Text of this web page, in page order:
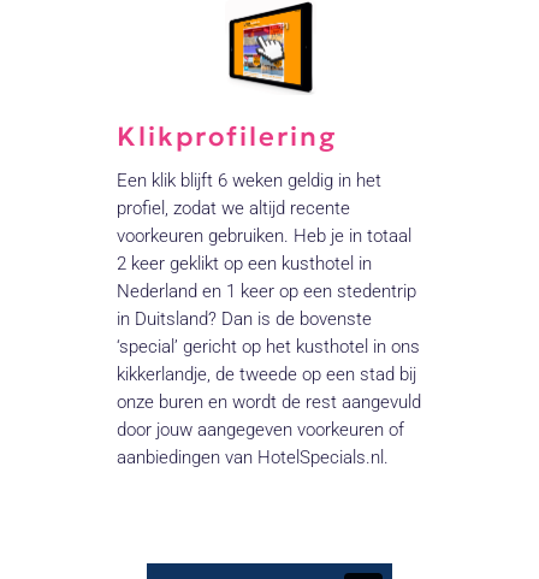
Klikprofilering
Een klik blijft 6 weken geldig in het
profiel, zodat we altijd recente
voorkeuren gebruiken. Heb je in totaal
2 keer geklikt op een kusthotel in
Nederland en 1 keer op een stedentrip
in Duitsland? Dan is de bovenste
‘special’ gericht op het kusthotel in ons
kikkerlandje, de tweede op een stad bij
onze buren en wordt de rest aangevuld
door jouw aangegeven voorkeuren of
aanbiedingen van HotelSpecials.nl.